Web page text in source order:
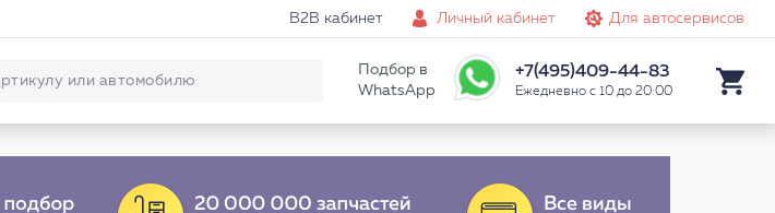
B2B кабинет Личный кабинет Для автосервисов
Подбор в
WhatsApp
+7(495)409-44-83
Ежедневно с 10 до 20:00